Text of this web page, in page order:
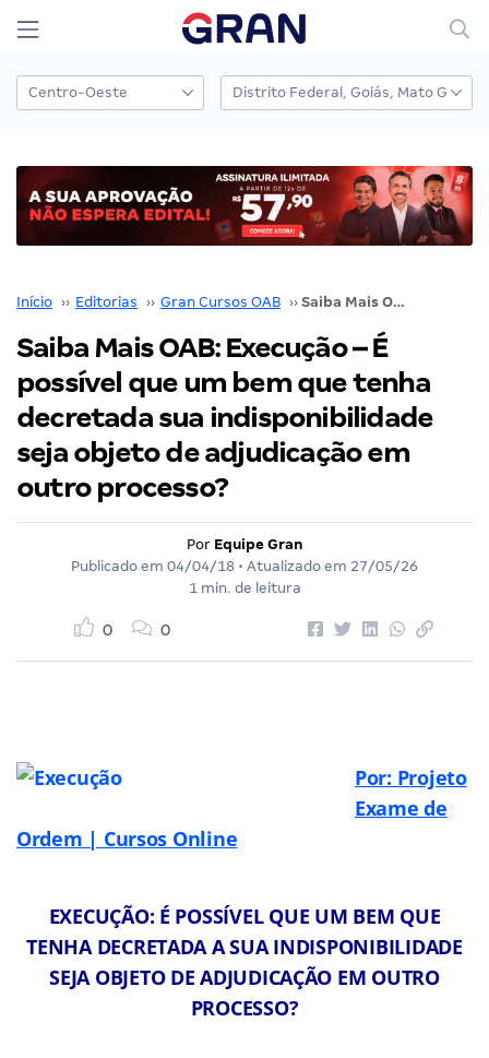
Início ›› Editorias ›› Gran Cursos OAB ›› Saiba Mais OAB: Execução – É possível que um bem que tenha decretada sua indisponibilidade seja objeto de adjudicação em outro processo?
Saiba Mais OAB: Execução – É
possível que um bem que tenha
decretada sua indisponibilidade
seja objeto de adjudicação em
outro processo?
Por Equipe Gran
Publicado em 04/04/18 • Atualizado em 27/05/26
1 min. de leitura
0 0
Por: Projeto
Exame de
Ordem | Cursos Online
EXECUÇÃO: É POSSÍVEL QUE UM BEM QUE
TENHA DECRETADA A SUA INDISPONIBILIDADE
SEJA OBJETO DE ADJUDICAÇÃO EM OUTRO
PROCESSO?